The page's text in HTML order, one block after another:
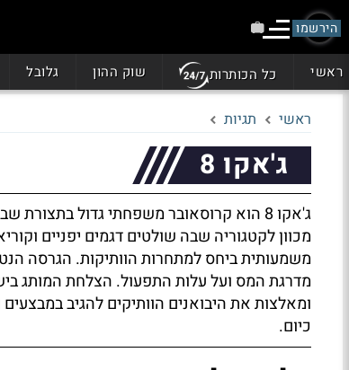
הירשמו
ראשי כל הכותרות שוק ההון גלובל
ראשי תגיות
ג'אקו 8
ג'אקו 8 הוא קרוסאובר משפחתי גדול
מכוון לקטגוריה שבה שולטים דגמים יפניים
משמעותית ביחס למתחרות הוותיקות. הגרסה
מדרגת המס ועל עלות התפעול. הצלחת המותג
ומאלצות את היבואנים הוותיקים להגיב
כיום.